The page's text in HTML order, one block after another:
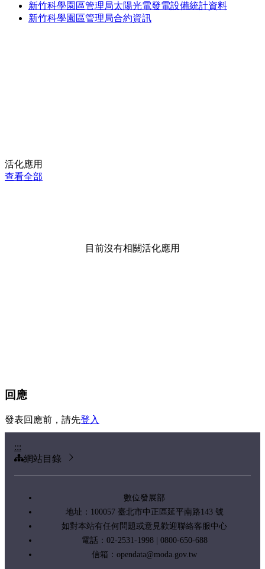
新竹科學園區管理局太陽光電發電設備統計資料
新竹科學園區管理局合約資訊
活化應用
查看全部
目前沒有相關活化應用
回應
發表回應前，請先登入
:::
網站目錄
數位發展部
地址：100057 臺北市中正區延平南路143 號
如對本站有任何問題或意見歡迎聯絡客服中心
電話：02-2531-1998 | 0800-650-688
信箱： opendata@moda.gov.tw